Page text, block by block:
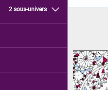
2 sous-univers